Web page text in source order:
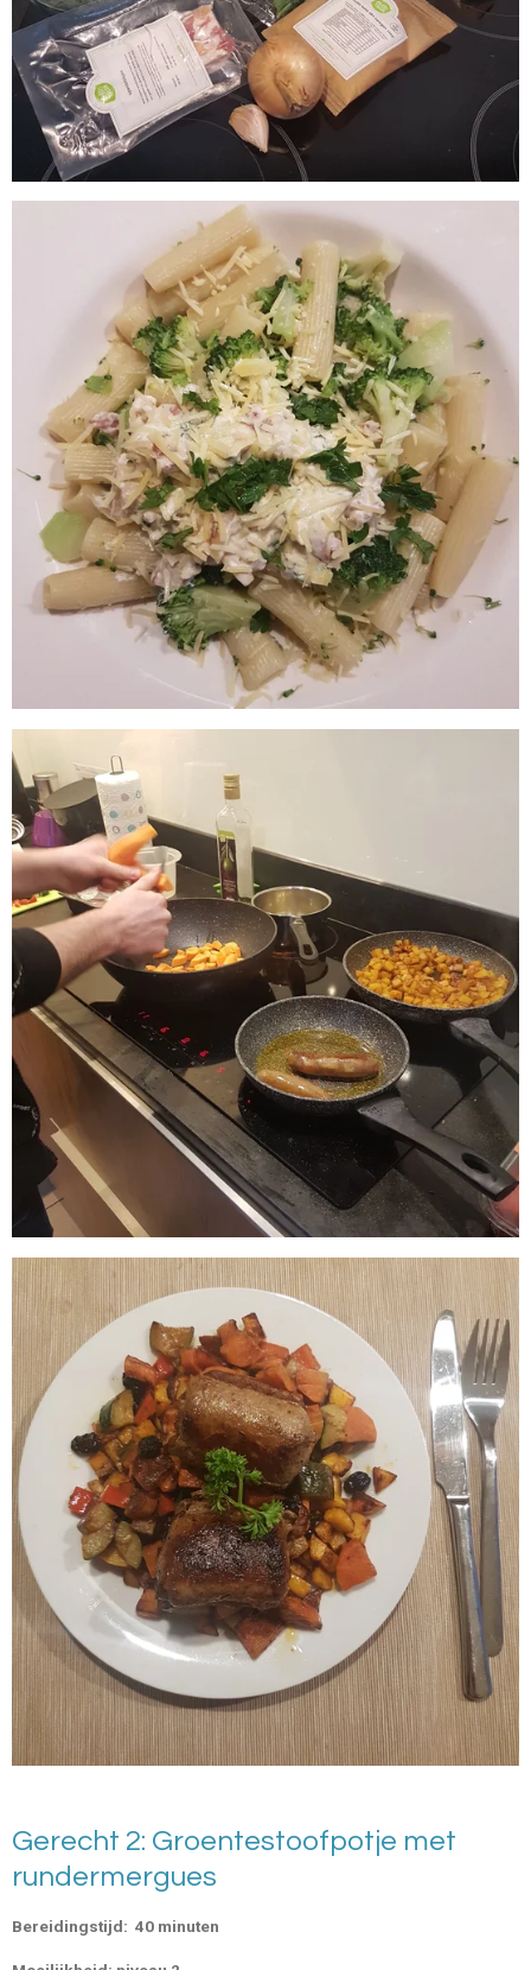
Gerecht 2: Groentestoofpotje met
rundermergues
Bereidingstijd: 40 minuten